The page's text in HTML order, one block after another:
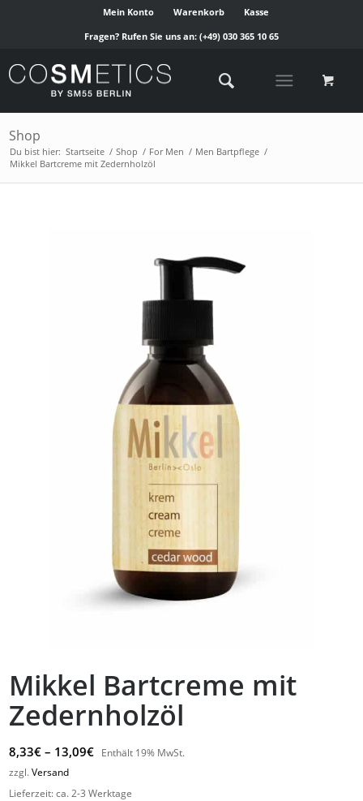
Mein Konto Warenkorb
Kasse
Fragen? Rufen Sie uns an: (+49) 030 365 10 65
Shop
Du bist hier: Startseite / Shop / For Men / Men Bartpflege /
Mikkel Bartcreme mit Zedernholzöl
Mikkel Bartcreme mit
Zedernholzöl
8,33€ – 13,09€Preisspanne:
bis
Enthält 19% MwSt.
zzgl.Versand
Lieferzeit: ca. 2-3 Werktage